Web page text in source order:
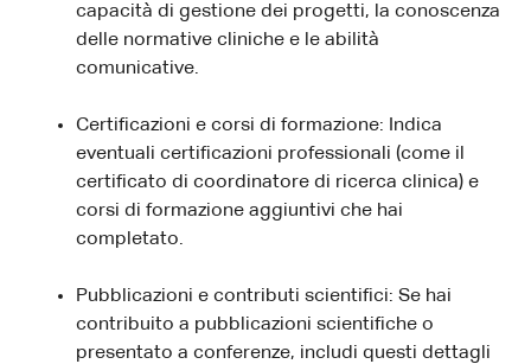
capacità di gestione dei progetti, la conoscenza
delle normative cliniche e le abilità
comunicative.
Certificazioni e corsi di formazione: Indica
eventuali certificazioni professionali (come il
certificato di coordinatore di ricerca clinica) e
corsi di formazione aggiuntivi che hai
completato.
Pubblicazioni e contributi scientifici: Se hai
contribuito a pubblicazioni scientifiche o
presentato a conferenze, includi questi dettagli